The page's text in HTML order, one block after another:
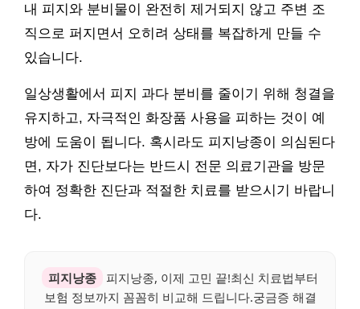
내 피지와 분비물이 완전히 제거되지 않고 주변 조
직으로 퍼지면서 오히려 상태를 복잡하게 만들 수
있습니다.
일상생활에서 피지 과다 분비를 줄이기 위해 청결을
유지하고, 자극적인 화장품 사용을 피하는 것이 예
방에 도움이 됩니다. 혹시라도 피지낭종이 의심된다
면, 자가 진단보다는 반드시 전문 의료기관을 방문
하여 정확한 진단과 적절한 치료를 받으시기 바랍니
다.
피지낭종
피지낭종, 이제 고민 끝!최신 치료법부터
보험 정보까지 꼼꼼히 비교해 드립니다.궁금증 해결